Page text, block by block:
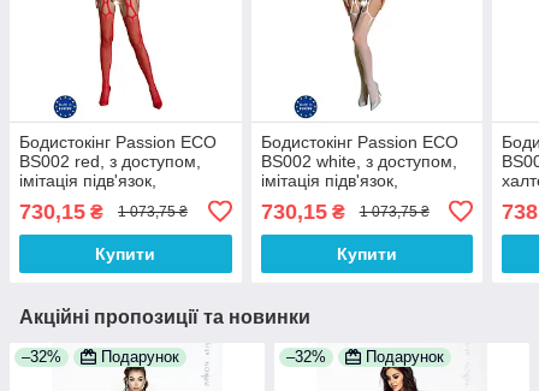
Бодистокінг Passion ECO
BS002 red, з доступом,
імітація підв'язок,
730,15 ₴ 1 073,75 ₴
Купити
Бодистокінг Passion ECO
BS002 white, з доступом,
імітація підв'язок,
730,15₴ 1 073,75 ₴
Купити
Акційні пропозиції та новинки
–32% Подарунок –32% Подарунок